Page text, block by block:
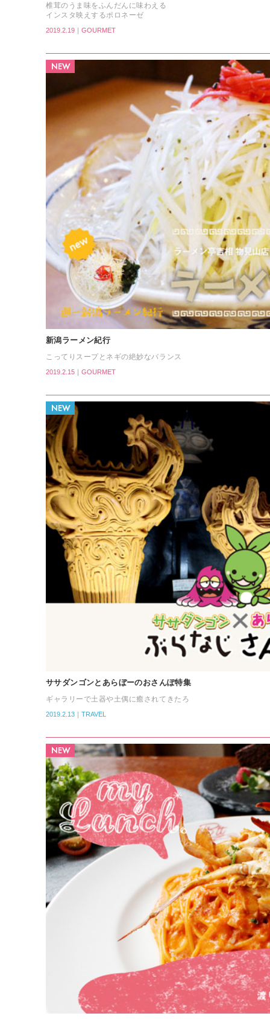
椎茸のうま味をふんだんに味わえる
インスタ映えするポロネーゼ
2019.2.19｜GOURMET
新潟ラーメン紀行
こってりスープとネギの絶妙なバランス
2019.2.15｜GOURMET
ササダンゴンとあらぼーのおさんぽ特集
ギャラリーで土器や土偶に癒されてきたろ
2019.2.13｜TRAVEL